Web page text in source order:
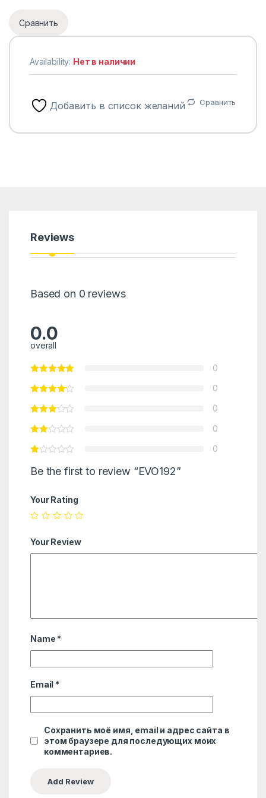
Сравнить
Availability: Нет в наличии
Добавить в список желаний Сравнить
Reviews
Based on 0 reviews
0.0
overall
0
0
0
0
0
Be the first to review “EVO192”
Your Rating
Your Review
Name *
Email *
Сохранить моё имя, email и адрес сайта в
этом браузере для последующих моих
комментариев.